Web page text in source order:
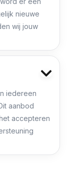
nieuwe
wij jouw
iedereen
aanbod
accepteren